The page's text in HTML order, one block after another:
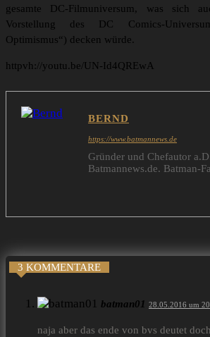
gesamte DC-Filmuniversum, was sich
Vorstellung des DC Comics-
Optimismus“) decken würde.
httpvh://youtu.be/UN-Id4QREwA
BERND
https://www.batmannews.de
Gründer und Chefautor
Batmannews.de. Batman-
3 KOMMENTARE
batman01 28.05.2016 um
naja aber das ende von bvs deutet